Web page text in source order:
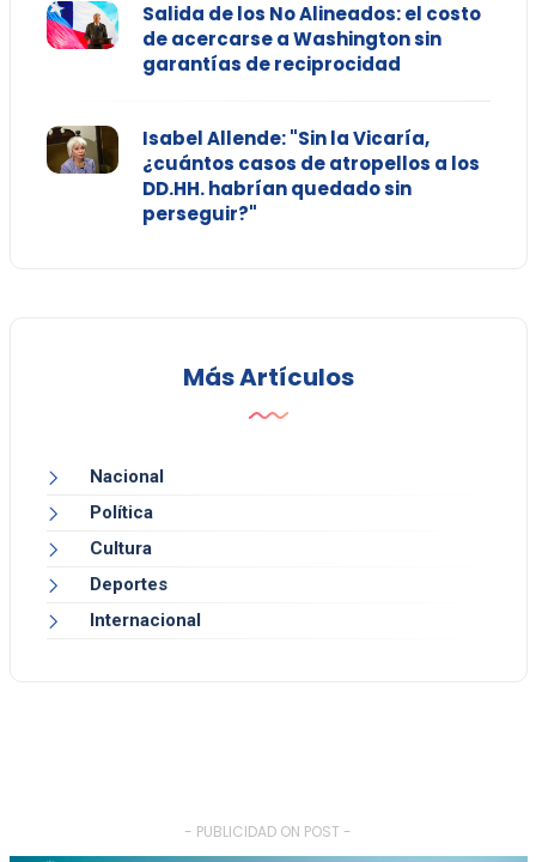
Salida de los No Alineados: el costo
de acercarse a Washington sin
garantías de reciprocidad
Isabel Allende: "Sin la Vicaría,
¿cuántos casos de atropellos a los
DD.HH. habrían quedado sin
perseguir?"
Más Artículos
Nacional
Política
Cultura
Deportes
Internacional
- PUBLICIDAD ON POST -